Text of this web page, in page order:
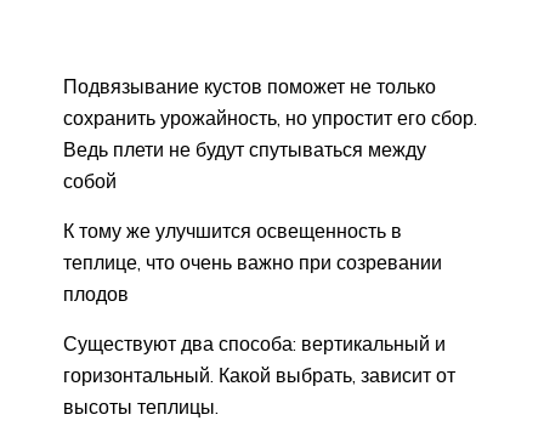
Подвязывание кустов поможет не только
сохранить урожайность, но упростит его сбор.
Ведь плети не будут спутываться между
собой
К тому же улучшится освещенность в
теплице, что очень важно при созревании
плодов
Существуют два способа: вертикальный и
горизонтальный. Какой выбрать, зависит от
высоты теплицы.